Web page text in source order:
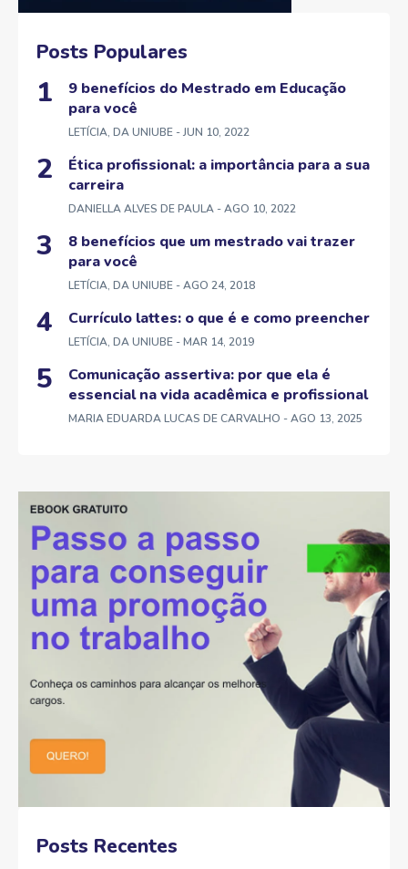
Posts Populares
9 benefícios do Mestrado em Educação
para você
LETÍCIA, DA UNIUBE - JUN 10, 2022
Ética profissional: a importância para a sua
carreira
DANIELLA ALVES DE PAULA - AGO 10, 2022
8 benefícios que um mestrado vai trazer
para você
LETÍCIA, DA UNIUBE - AGO 24, 2018
Currículo lattes: o que é e como preencher
LETÍCIA, DA UNIUBE - MAR 14, 2019
Comunicação assertiva: por que ela é
essencial na vida acadêmica e profissional
MARIA EDUARDA LUCAS DE CARVALHO - AGO 13, 2025
Posts Recentes